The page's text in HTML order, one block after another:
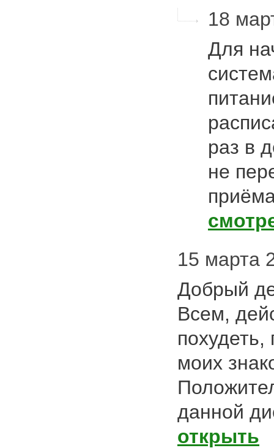
18
Для
раз в
не
15 марта
Добрый
Всем,
моих
данной
открыть